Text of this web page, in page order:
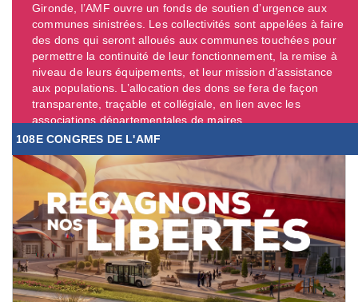
Gironde, l’AMF ouvre un fonds de soutien d’urgence aux
communes sinistrées. Les collectivités sont appelées à faire
des dons qui seront alloués aux communes touchées pour
permettre la continuité de leur fonctionnement, la remise à
niveau de leurs équipements, et leur mission d’assistance
aux populations. L’allocation des dons se fera de façon
transparente, traçable et collégiale, en lien avec les
associations départementales de maires. ...
108E CONGRES DE L'AMF